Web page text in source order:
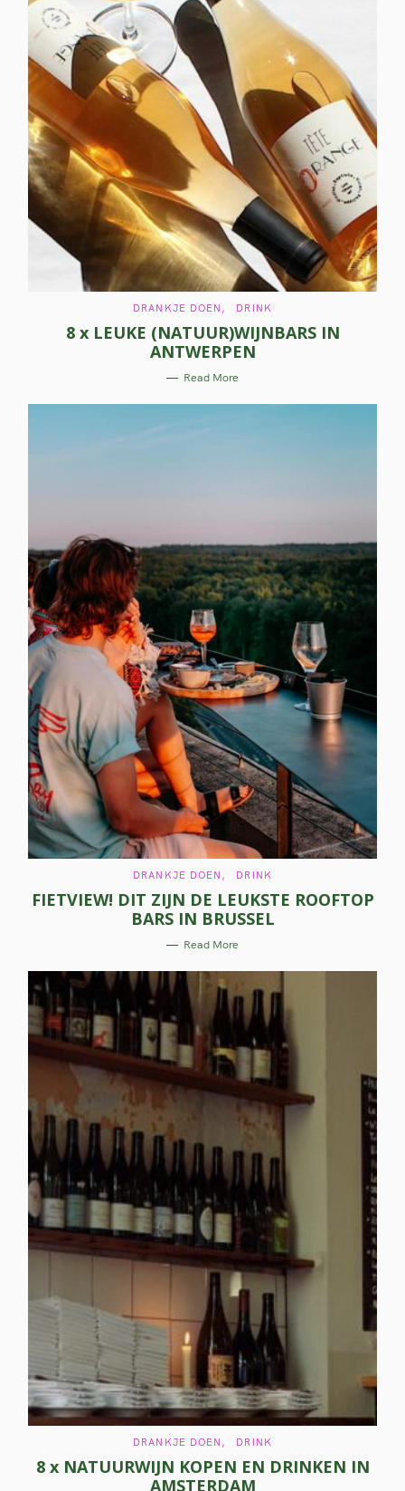
C
T
E
G
O
R
I
S
DRANKJE DOEN DRINK
8 x LEUKE (NATUUR)WIJNBARS IN
ANTWERPEN
Read More
C
T
E
G
O
R
I
S
DRANKJE DOEN DRINK
FIETVIEW! DIT ZIJN DE LEUKSTE ROOFTOP
BARS IN BRUSSEL
Read More
C
T
E
G
DRANKJE DOEN DRINK
8 x NATUURWIJN KOPEN EN DRINKEN IN
AMSTERDAM